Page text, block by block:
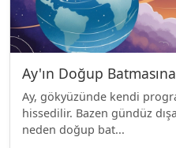
Ay'ın Doğup
Ay, gökyüzünde kendi
hissedilir. Bazen gündüz
neden doğup bat...